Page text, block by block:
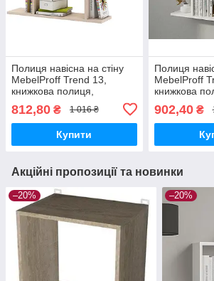
Полиця навісна на стіну
MebelProff Trend 13,
книжкова полиця,
кімнату, будинок.
812,80 ₴ 1 016 ₴
Купити
Полиця
MebelProff
книжкова
кімнату,
902,40₴
Акційні пропозиції та новинки
–20% –20%